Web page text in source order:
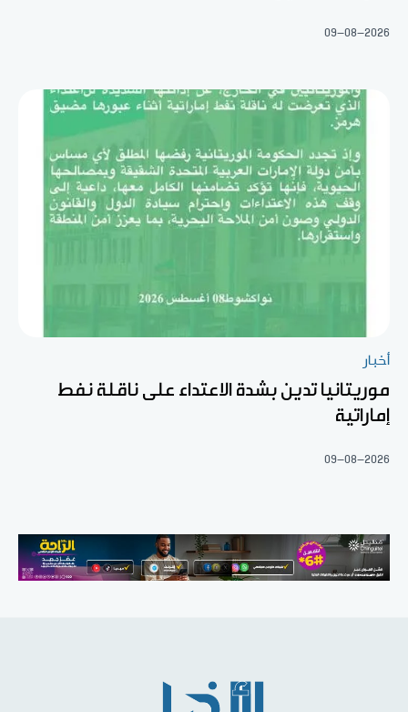
09-08-2026
أخبار
موريتانيا تدين بشدة الاعتداء على ناقلة نفط
إماراتية
09-08-2026